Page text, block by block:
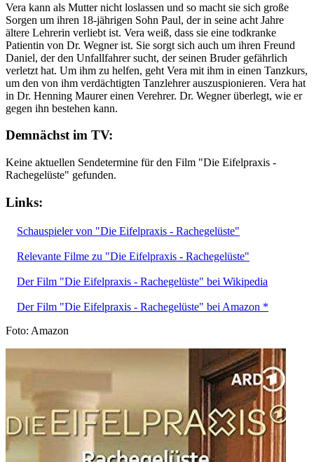
Vera kann als Mutter nicht loslassen und so macht sie sich große
Sorgen um ihren 18-jährigen Sohn Paul, der in seine acht Jahre
ältere Lehrerin verliebt ist. Vera weiß, dass sie eine todkranke
Patientin von Dr. Wegner ist. Sie sorgt sich auch um ihren Freund
Daniel, der den Unfallfahrer sucht, der seinen Bruder gefährlich
verletzt hat. Um ihm zu helfen, geht Vera mit ihm in einen Tanzkurs,
um den von ihm verdächtigten Tanzlehrer auszuspionieren. Vera hat
in Dr. Henning Maurer einen Verehrer. Dr. Wegner überlegt, wie er
gegen ihn bestehen kann.
Demnächst im TV:
Keine aktuellen Sendetermine für den Film "Die Eifelpraxis -
Rachegelüste" gefunden.
Links:
Schauspieler von "Die Eifelpraxis - Rachegelüste"
Relevante Filme zu "Die Eifelpraxis - Rachegelüste"
Der Film "Die Eifelpraxis - Rachegelüste" bei Wikipedia
Der Film "Die Eifelpraxis - Rachegelüste" bei Amazon *
Foto: Amazon